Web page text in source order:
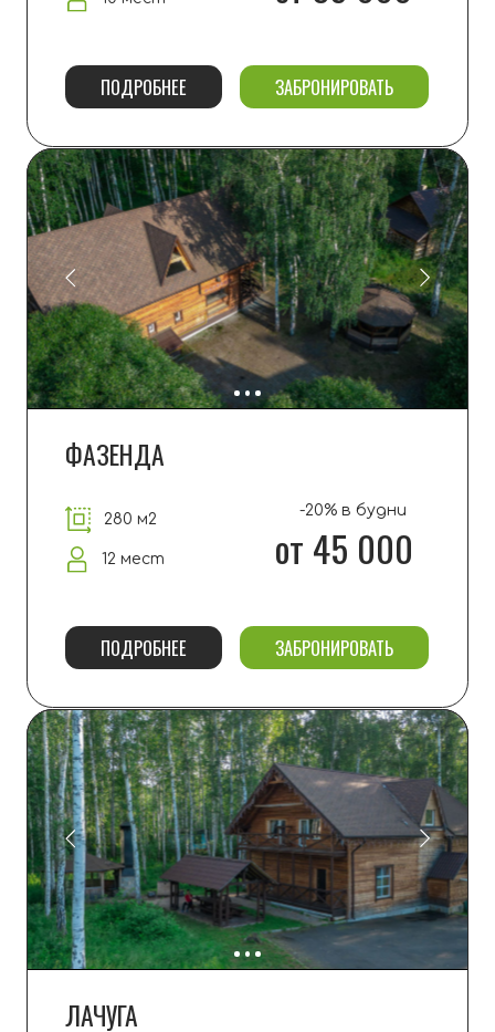
от 40 000
6+6 мест
200 м2
ЗАБРОНИРОВАТЬ
ПОДРОБНЕЕ
ХИБАРА
-20% в будни
от 46 000
6+6 мест
ЗАБРОНИРОВАТЬ
ПОДРОБНЕЕ
ВИЛЛА